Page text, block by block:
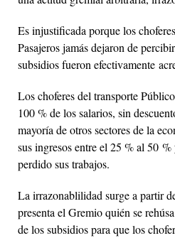
Es injustificada porque los
Pasajeros jamás dejaron de
subsidios fueron efectivamente
Los choferes del transporte
100 % de los salarios, sin
mayoría de otros sectores de la
sus ingresos entre el 25 % al 50
perdido sus trabajos.
La irrazonablilidad surge a partir
presenta el Gremio quién se
de los subsidios para que los